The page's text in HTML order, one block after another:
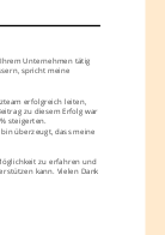
Unternehmen tätig
spricht meine
erfolgreich leiten,
zu diesem Erfolg war
steigerten.
überzeugt, dass meine
zu erfahren und
kann. Vielen Dank